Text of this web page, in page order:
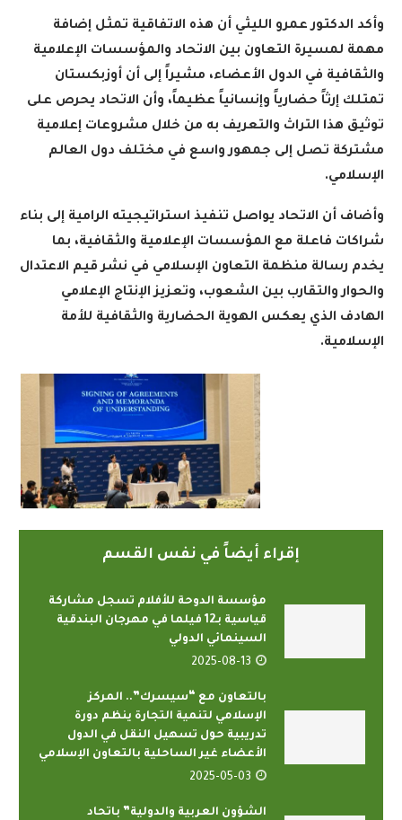
وأكد الدكتور عمرو الليثي أن هذه الاتفاقية تمثل إضافة
مهمة لمسيرة التعاون بين الاتحاد والمؤسسات الإعلامية
والثقافية في الدول الأعضاء، مشيراً إلى أن أوزبكستان
تمتلك إرثاً حضارياً وإنسانياً عظيماً، وأن الاتحاد يحرص على
توثيق هذا التراث والتعريف به من خلال مشروعات إعلامية
مشتركة تصل إلى جمهور واسع في مختلف دول العالم
الإسلامي.
وأضاف أن الاتحاد يواصل تنفيذ استراتيجيته الرامية إلى بناء
شراكات فاعلة مع المؤسسات الإعلامية والثقافية، بما
يخدم رسالة منظمة التعاون الإسلامي في نشر قيم الاعتدال
والحوار والتقارب بين الشعوب، وتعزيز الإنتاج الإعلامي
الهادف الذي يعكس الهوية الحضارية والثقافية للأمة
الإسلامية.
إقراء أيضاً في نفس القسم
مؤسسة الدوحة للأفلام تسجل مشاركة
قياسية بـ12 فيلما في مهرجان البندقية
السينمائي الدولي
2025-08-13
بالتعاون مع “سيسرك”.. المركز
الإسلامي لتنمية التجارة ينظم دورة
تدريبية حول تسهيل النقل في الدول
الأعضاء غير الساحلية بالتعاون الإسلامي
2025-05-03
الشؤون العربية والدولية” باتحاد